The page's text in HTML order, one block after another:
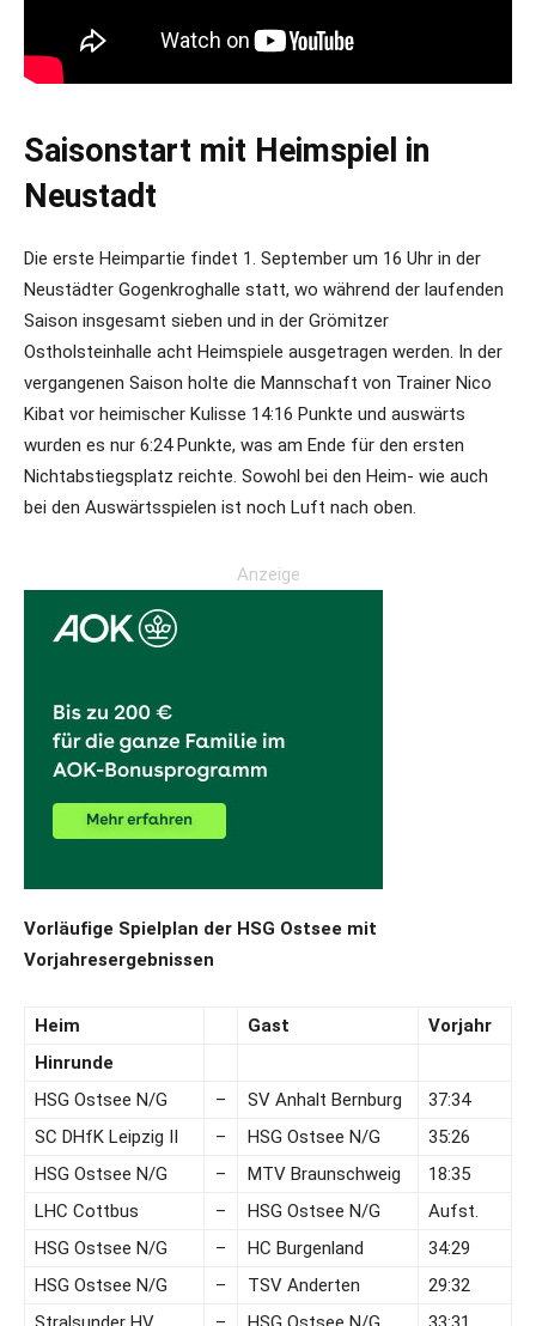
Saisonstart mit Heimspiel in
Neustadt
Die erste Heimpartie findet 1. September um 16 Uhr in der
Neustädter Gogenkroghalle statt, wo während der laufenden
Saison insgesamt sieben und in der Grömitzer
Ostholsteinhalle acht Heimspiele ausgetragen werden. In der
vergangenen Saison holte die Mannschaft von Trainer Nico
Kibat vor heimischer Kulisse 14:16 Punkte und auswärts
wurden es nur 6:24 Punkte, was am Ende für den ersten
Nichtabstiegsplatz reichte. Sowohl bei den Heim- wie auch
bei den Auswärtsspielen ist noch Luft nach oben.
Anzeige
Vorläufige Spielplan der HSG Ostsee mit
Vorjahresergebnissen
Heim Gast
Vorjahr
Hinrunde
HSG Ostsee N/G
– SV Anhalt Bernburg
37:34
SC DHfK Leipzig II
– HSG Ostsee N/G
35:26
HSG Ostsee N/G
– MTV Braunschweig
18:35
LHC Cottbus
– HSG Ostsee N/G
Aufst.
HSG Ostsee N/G
– HC Burgenland
34:29
HSG Ostsee N/G
– TSV Anderten
29:32